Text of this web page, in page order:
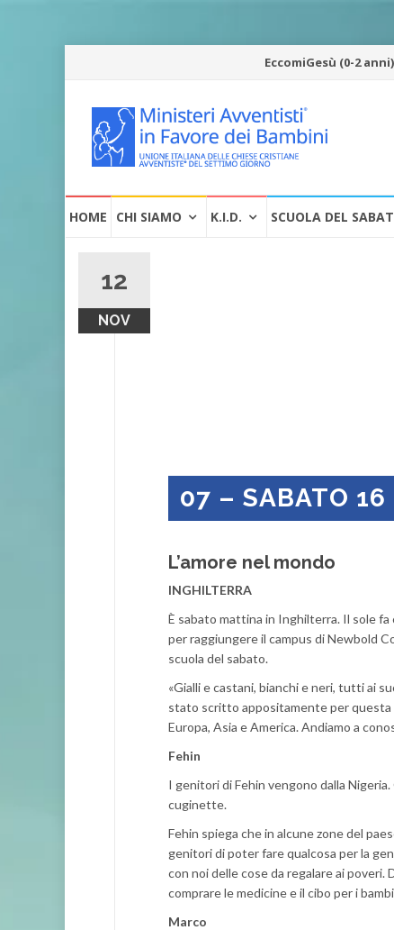
Vai
contenuto
EccomiGesù (0-2 anni)
alHOME CHI SIAMO K.I.D. SCUOLA DEL
12
NOV
07 – SABATO 16
L’amore nel mondo
INGHILTERRA
È sabato mattina in Inghilterra. Il sole
per raggiungere il campus di Newbold
scuola del sabato.
«Gialli e castani, bianchi e neri, tutti ai
stato scritto appositamente per questa
Europa, Asia e America. Andiamo a
Fehin
I genitori di Fehin vengono dalla
cuginette.
Fehin spiega che in alcune zone del
genitori di poter fare qualcosa per la
con noi delle cose da regalare ai
comprare le medicine e il cibo per i
Marco